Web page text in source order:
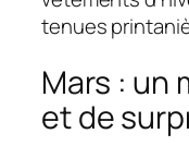
tenues
Mars : un
et de